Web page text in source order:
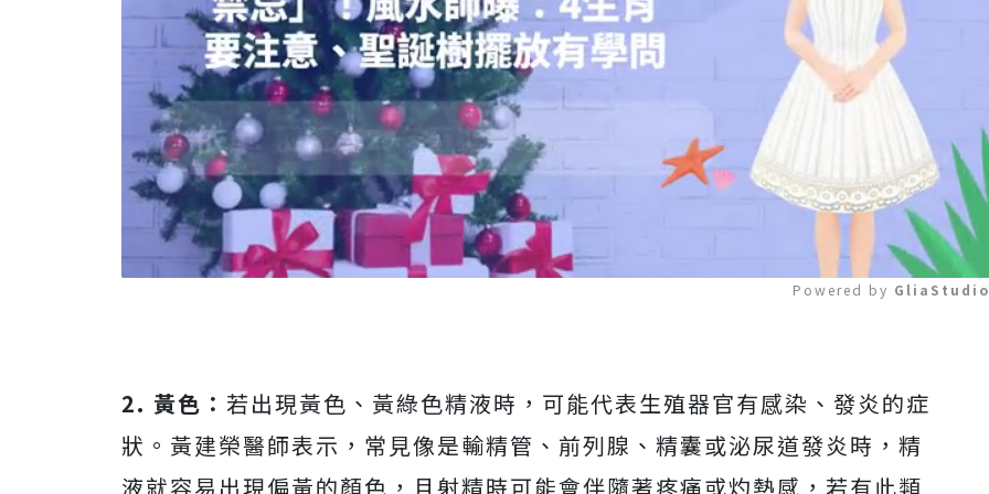
Powered by
2. 黃色： 若出現黃色、黃綠色精液時，可能代表生殖器官有感染、發炎的症
狀。黃建榮醫師表示，常見像是輸精管、前列腺、精囊或泌尿道發炎時，精
液就容易出現偏黃的顏色，且射精時可能會伴隨著疼痛或灼熱感，若有此類